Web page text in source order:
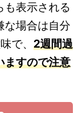
も表示される
な場合は自分
で、 2週間過
ますので注意